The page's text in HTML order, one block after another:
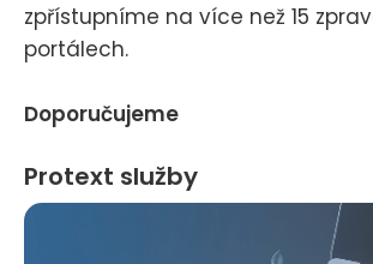
zpřístupníme na více než 15
portálech.
Doporučujeme
Protext služby